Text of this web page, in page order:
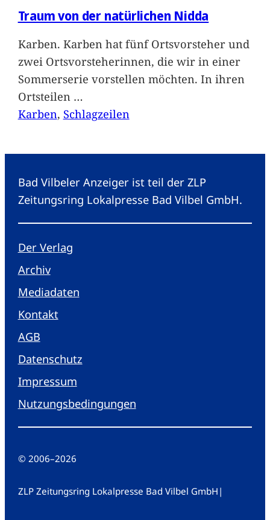
Traum von der natürlichen Nidda
Karben. Karben hat fünf Ortsvorsteher und
zwei Ortsvorsteherinnen, die wir in einer
Sommerserie vorstellen möchten. In ihren
Ortsteilen …
Karben, Schlagzeilen
Bad Vilbeler Anzeiger ist teil der ZLP
Zeitungsring Lokalpresse Bad Vilbel GmbH.
Der Verlag
Archiv
Mediadaten
Kontakt
AGB
Datenschutz
Impressum
Nutzungsbedingungen
© 2006–2026
ZLP Zeitungsring Lokalpresse Bad Vilbel GmbH |